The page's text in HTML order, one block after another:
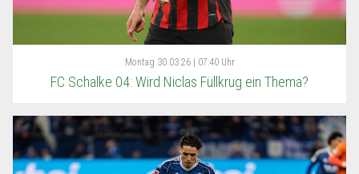
Montag 30.03.26 | 07:40 Uhr
FC Schalke 04: Wird Niclas Füllkrug ein Thema?